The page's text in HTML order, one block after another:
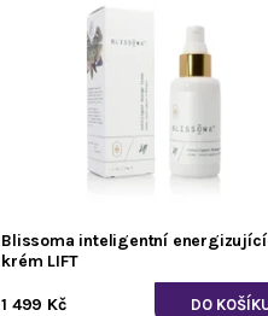
Blissoma inteligentní energizující
krém LIFT
1 499 Kč